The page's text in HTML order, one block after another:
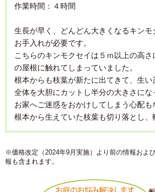
作業時間：４時間
生長が早く、どんどん大きくなるキンモ
お手入れが必要です。
こちらのキンモクセイは５ｍ以上の高
の屋根に触れてしまっていました。
根本からも枝葉が新たに出てきて、生い
全体を大胆にカットし半分の大きさに
お家へご迷惑をおかけしてしまう心配も
根本から生えていた枝葉も切り落とし、
※価格改定（2024年9月実施）より前の情報およ
報も含まれます。